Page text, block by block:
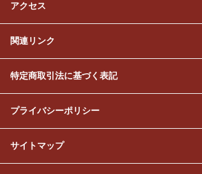
アクセス
関連リンク
特定商取引法に基づく表記
プライバシーポリシー
サイトマップ